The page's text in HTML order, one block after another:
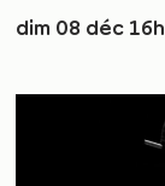
dim 08 déc 16h